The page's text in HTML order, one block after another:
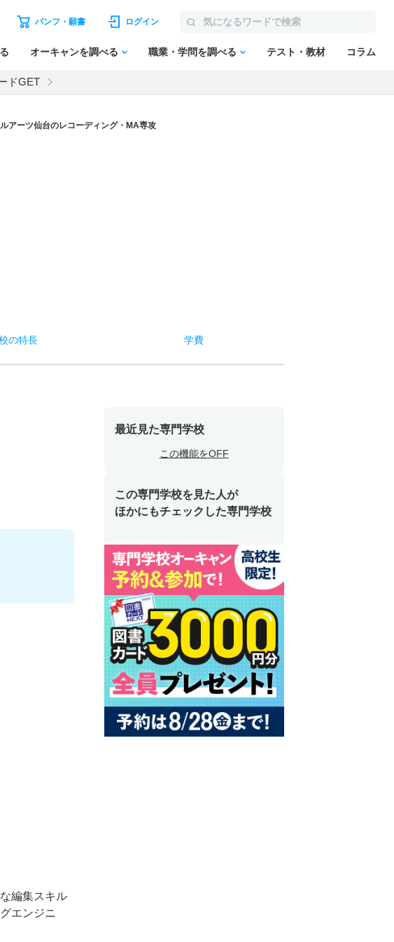
パンフ・願書 ログイン
オーキャンを調べる 職業・学問を調べる テスト・教材 コラム
ドGET
アーツ仙台のレコーディング・MA専攻
の特長 学費
編集スキル
エンジニ
最近見た専門学校
この機能をOFF
この専門学校を見た人が
ほかにもチェックした専門学校